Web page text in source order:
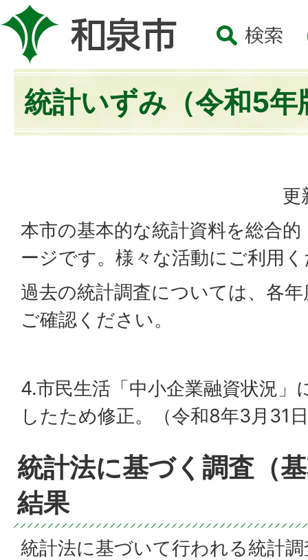
統計いずみ（令和5年
更
本市の基本的な統計資料を総合
ージです。様々な活動にご利用
過去の統計調査については、各
ご確認ください。
4.市民生活「中小企業融資状況」
したため修正。（令和8年3月31
統計法に基づく調査（
結果
統計法に基づいて行われる統計